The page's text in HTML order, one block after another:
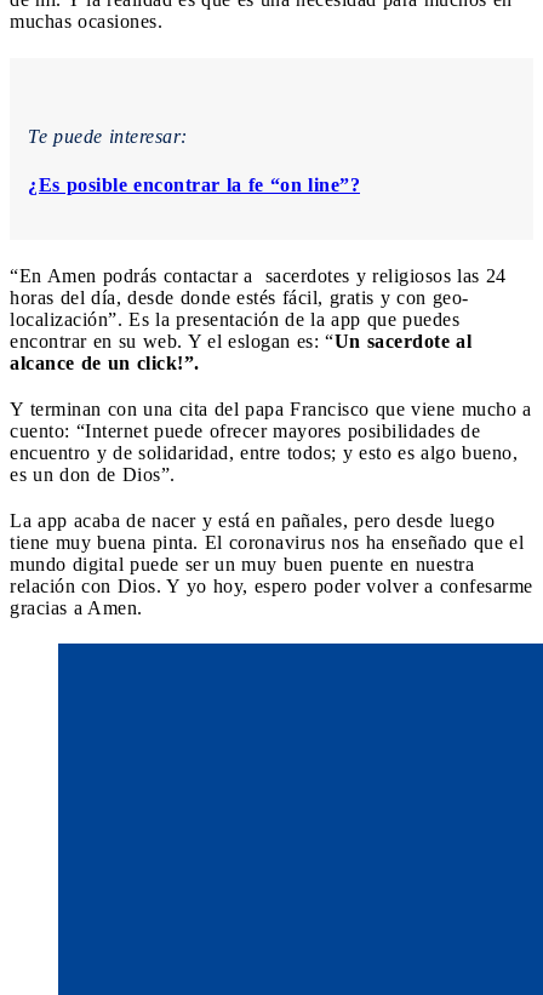
muchas ocasiones.
Te puede interesar:
¿Es posible encontrar la fe “on line”?
“En Amen podrás contactar a sacerdotes y religiosos las 24
horas del día, desde donde estés fácil, gratis y con geo-
localización”. Es la presentación de la app que puedes
encontrar en su web. Y el eslogan es: “Un sacerdote al
alcance de un click!”.
Y terminan con una cita del papa Francisco que viene mucho a
cuento: “Internet puede ofrecer mayores posibilidades de
encuentro y de solidaridad, entre todos; y esto es algo bueno,
es un don de Dios”.
La app acaba de nacer y está en pañales, pero desde luego
tiene muy buena pinta. El coronavirus nos ha enseñado que el
mundo digital puede ser un muy buen puente en nuestra
relación con Dios. Y yo hoy, espero poder volver a confesarme
gracias a Amen.